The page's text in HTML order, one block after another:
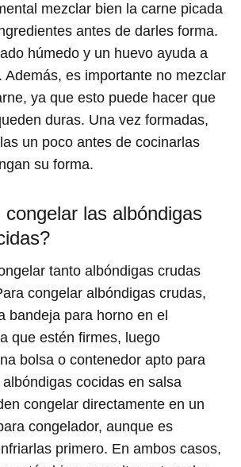
mezclar bien la carne picada
antes de darles forma.
húmedo y un huevo ayuda a
Además, es importante no mezclar
ya que esto puede hacer que
duras. Una vez formadas,
un poco antes de cocinarlas
su forma.
las albóndigas
tanto albóndigas crudas
congelar albóndigas crudas,
bandeja para horno en el
que estén firmes, luego
bolsa o contenedor apto para
cocidas en salsa
congelar directamente en un
congelador, aunque es
primero. En ambos casos,